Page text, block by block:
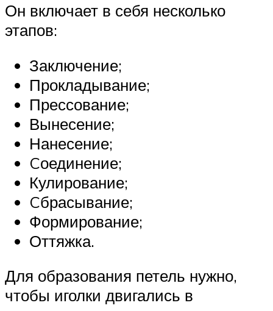
Он включает в себя несколько
этапов:
Заключение;
Прокладывание;
Прессование;
Вынесение;
Нанесение;
Cоединение;
Кулирование;
Cбрасывание;
Формирование;
Оттяжка.
Для образования петель нужно,
чтобы иголки двигались в